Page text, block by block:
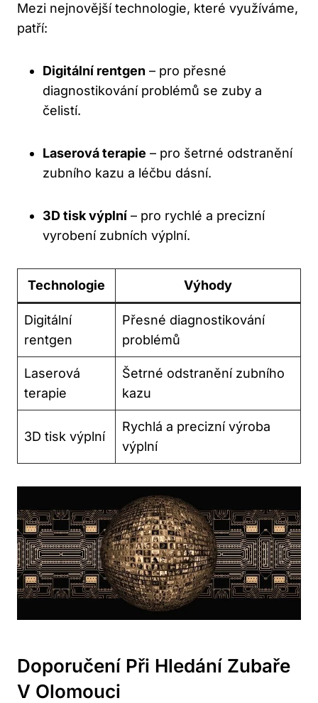
Mezi nejnovější technologie, které využíváme,
patří:
Digitální rentgen – pro přesné
diagnostikování problémů se zuby a
čelistí.
Laserová terapie – pro šetrné odstranění
zubního kazu a léčbu dásní.
3D tisk výplní – pro rychlé a precizní
vyrobení zubních výplní.
Technologie Výhody
Digitální
rentgen
Přesné diagnostikování
problémů
Laserová
terapie
Šetrné odstranění zubního
kazu
3D tisk výplní
Rychlá a precizní výroba
výplní
Doporučení Při Hledání Zubaře
V Olomouci